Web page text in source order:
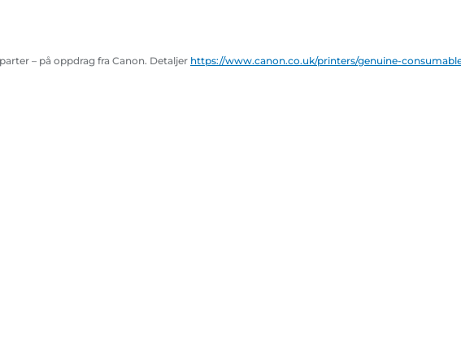
– på oppdrag fra Canon. Detaljer https://www.canon.co.uk/printers/genuine-